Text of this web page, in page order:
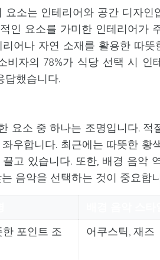
소는 인테리어와 공간 디자인
인 요소를 가미한 인테리어가
어나 자연 소재를 활용한 따
비자의 78%가 식당 선택 시 인
답했습니다.
요소 중 하나는 조명입니다.
우합니다. 최근에는 따뜻한 황
고 있습니다. 또한, 배경 음악
음악을 선택하는 것이 중요합
포인트 조
어쿠스틱, 재즈